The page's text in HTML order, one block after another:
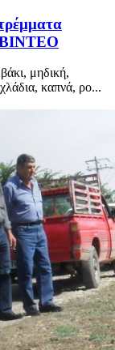
ΒΙΝΤΕΟ
μηδική,
καπνά, ρο...